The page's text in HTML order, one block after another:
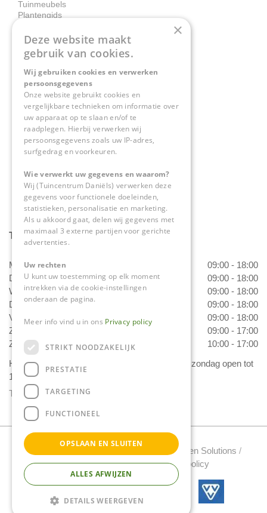
Tuinmeubels
Plantengids
Contact
Tuincentrum Daniëls
Herkenbosserweg 4
6063 NL Vlodrop
0475-534298
info@tuincentrumdaniels.nl
Tuincentrum Daniëls
Maandag
09:00 - 18:00
Dinsdag
09:00 - 18:00
Woensdag
09:00 - 18:00
Donderdag
09:00 - 18:00
Vrijdag
09:00 - 18:00
Zaterdag
09:00 - 17:00
Zondag
10:00 - 17:00
Het 'Bloemetje van Daniëls' is van dinsdag t/m zondag open tot
17.00 uur!
Toon alle openingstijden
Tuincentrum Daniels Copyright 2022 /Green Solutions /
Tuincentrum Overzicht/Privacy policy
×
Deze website maakt
gebruik van cookies.
Wij gebruiken cookies en verwerken
persoonsgegevens
Onze website gebruikt cookies en
vergelijkbare technieken om informatie over
uw apparaat op te slaan en/of te
raadplegen. Hierbij verwerken wij
persoonsgegevens zoals uw IP-adres,
surfgedrag en voorkeuren.
Wie verwerkt uw gegevens en waarom?
Wij (Tuincentrum Daniëls) verwerken deze
gegevens voor functionele doeleinden,
statistieken, personalisatie en marketing.
Als u akkoord gaat, delen wij gegevens met
maximaal 3 externe partijen voor gerichte
advertenties.
Uw rechten
U kunt uw toestemming op elk moment
intrekken via de cookie-instellingen
onderaan de pagina.
Meer info vind u in ons Privacy policy
STRIKT NOODZAKELIJK
PRESTATIE
TARGETING
FUNCTIONEEL
OPSLAAN EN SLUITEN
ALLES AFWIJZEN
DETAILS WEERGEVEN